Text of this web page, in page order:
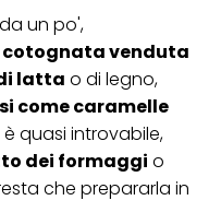
un po',
cotognata venduta
latta o di legno,
come caramelle
quasi introvabile,
dei formaggi o
che prepararla in